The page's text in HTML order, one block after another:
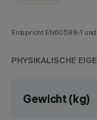
Entspricht EN60598-1
PHYSIKALISCHE
Gewicht (kg)